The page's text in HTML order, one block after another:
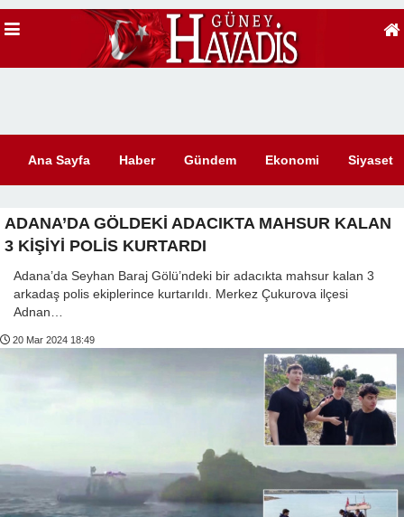
Ana Sayfa Haber Gündem Ekonomi Siyaset
ADANA’DA GÖLDEKİ ADACIKTA MAHSUR KALAN
3 KİŞİYİ POLİS KURTARDI
Adana’da Seyhan Baraj Gölü’ndeki bir adacıkta mahsur kalan 3
arkadaş polis ekiplerince kurtarıldı. Merkez Çukurova ilçesi
Adnan…
20 Mar 2024 18:49